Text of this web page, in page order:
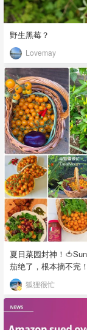
野生黑莓？
Lovemay
夏日菜园封神！
茄绝了，根本摘不完！
狐狸很忙